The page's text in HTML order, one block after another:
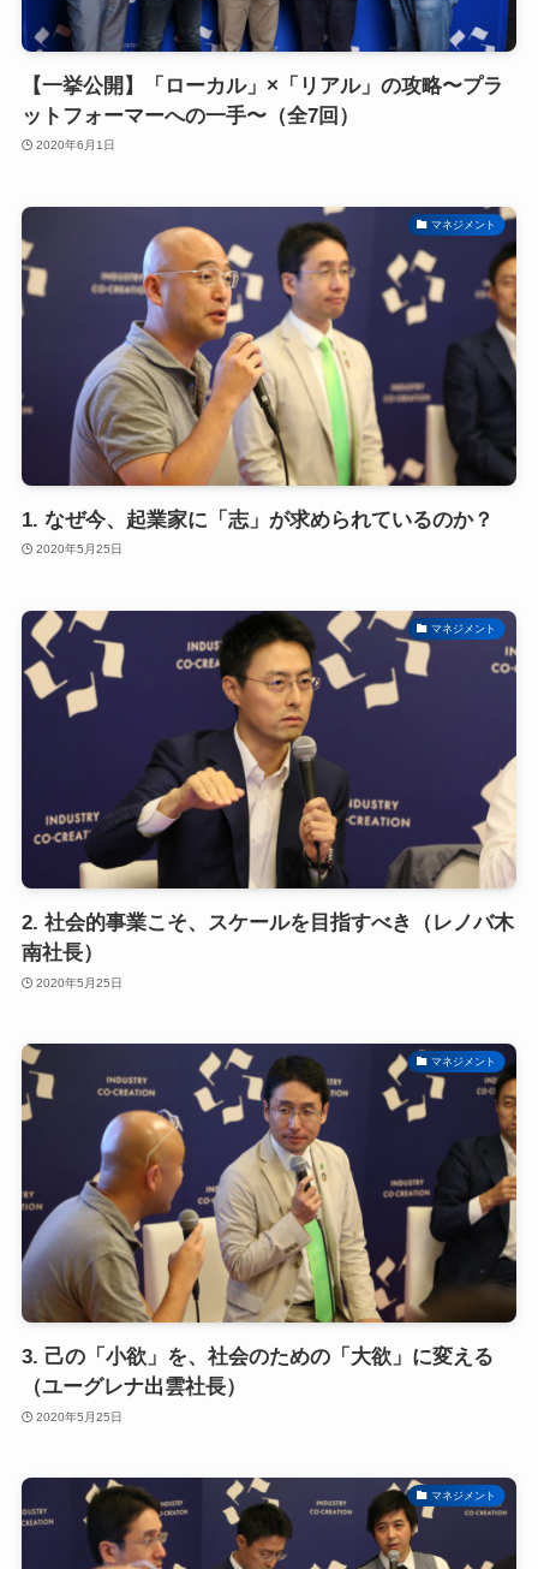
【一挙公開】「ローカル」×「リアル」の攻略〜プラ
ットフォーマーへの一手〜（全7回）
2020年6月1日
マネジメント
1. なぜ今、起業家に「志」が求められているのか？
2020年5月25日
マネジメント
2. 社会的事業こそ、スケールを目指すべき（レノバ木
南社長）
2020年5月25日
マネジメント
3. 己の「小欲」を、社会のための「大欲」に変える
（ユーグレナ出雲社長）
2020年5月25日
マネジメント